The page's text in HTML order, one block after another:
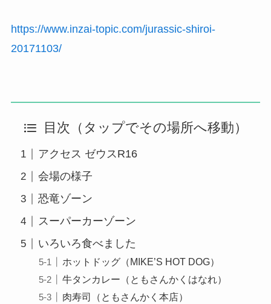
https://www.inzai-topic.com/jurassic-shiroi-
20171103/
目次（タップでその場所へ移動）
アクセス ゼウスR16
会場の様子
恐竜ゾーン
スーパーカーゾーン
いろいろ食べました
ホットドッグ（MIKE’S HOT DOG）
牛タンカレー（ともさんかくはなれ）
肉寿司（ともさんかく本店）